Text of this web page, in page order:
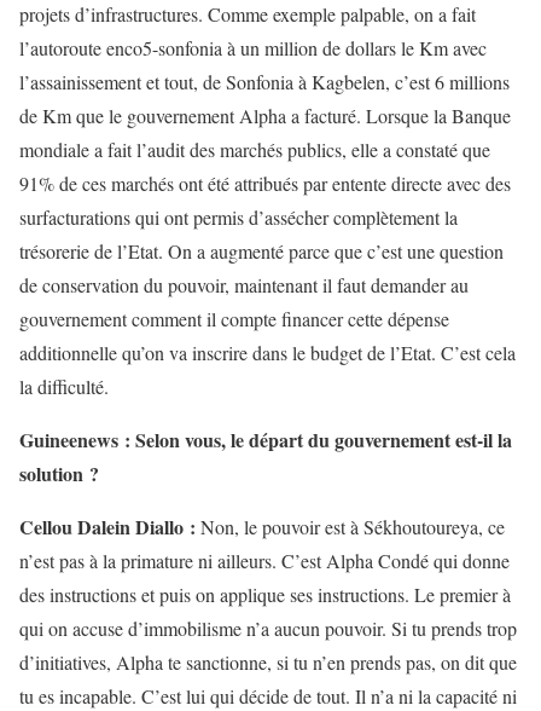
projets d’infrastructures. Comme exemple palpable, on a fait
l’autoroute enco5-sonfonia à un million de dollars le Km avec
l’assainissement et tout, de Sonfonia à Kagbelen, c’est 6 millions
de Km que le gouvernement Alpha a facturé. Lorsque la Banque
mondiale a fait l’audit des marchés publics, elle a constaté que
91% de ces marchés ont été attribués par entente directe avec des
surfacturations qui ont permis d’assécher complètement la
trésorerie de l’Etat. On a augmenté parce que c’est une question
de conservation du pouvoir, maintenant il faut demander au
gouvernement comment il compte financer cette dépense
additionnelle qu’on va inscrire dans le budget de l’Etat. C’est cela
la difficulté.
Guineenews : Selon vous, le départ du gouvernement est-il la
solution ?
Cellou Dalein Diallo : Non, le pouvoir est à Sékhoutoureya, ce
n’est pas à la primature ni ailleurs. C’est Alpha Condé qui donne
des instructions et puis on applique ses instructions. Le premier à
qui on accuse d’immobilisme n’a aucun pouvoir. Si tu prends trop
d’initiatives, Alpha te sanctionne, si tu n’en prends pas, on dit que
tu es incapable. C’est lui qui décide de tout. Il n’a ni la capacité ni